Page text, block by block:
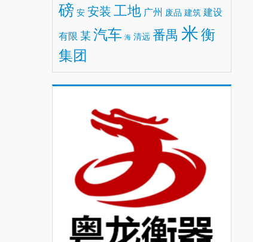
磅 安 安装 工地 广州 废品 建筑 建设
有限 某 汽车 海 清远 番禺 米衡
集团